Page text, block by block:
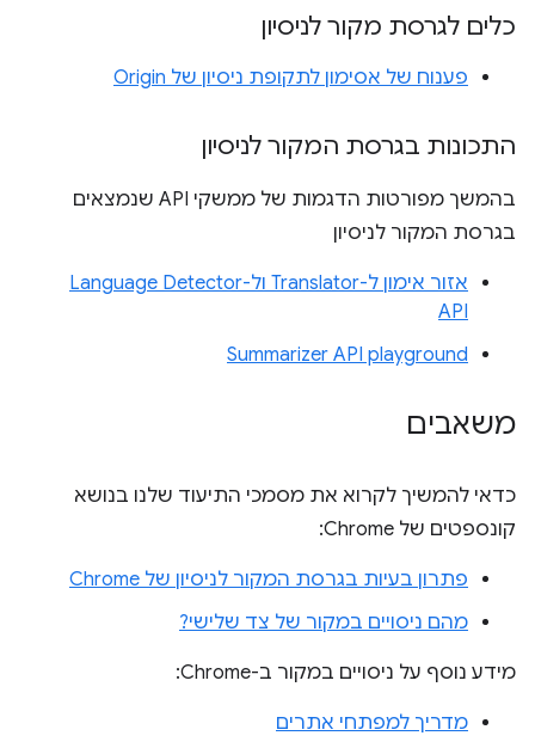
כלים לגרסת מקור לניסיון
פענוח של אסימון לתקופת ניסיון של Origin
התכונות בגרסת המקור לניסיון
בהמשך מפורטות הדגמות של ממשקי API שנמצאים
בגרסת המקור לניסיון
אזור אימון ל-Translator ול-Language Detector
API
Summarizer API playground
משאבים
כדאי להמשיך לקרוא את מסמכי התיעוד שלנו בנושא
קונספטים של Chrome:
פתרון בעיות בגרסת המקור לניסיון של Chrome
מהם ניסויים במקור של צד שלישי?
מידע נוסף על ניסויים במקור ב-Chrome:
מדריך למפתחי אתרים